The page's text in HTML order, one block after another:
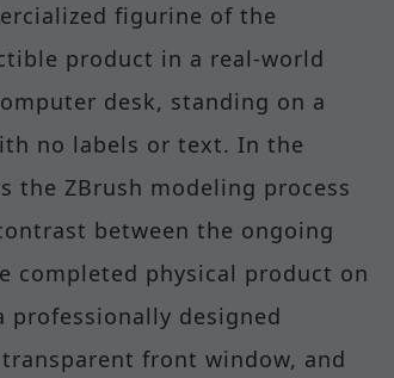
figurine of the
product in a real-world
desk, standing on a
no labels or text. In the
the ZBrush modeling process
between the ongoing
completed physical product on
designed
front window, and